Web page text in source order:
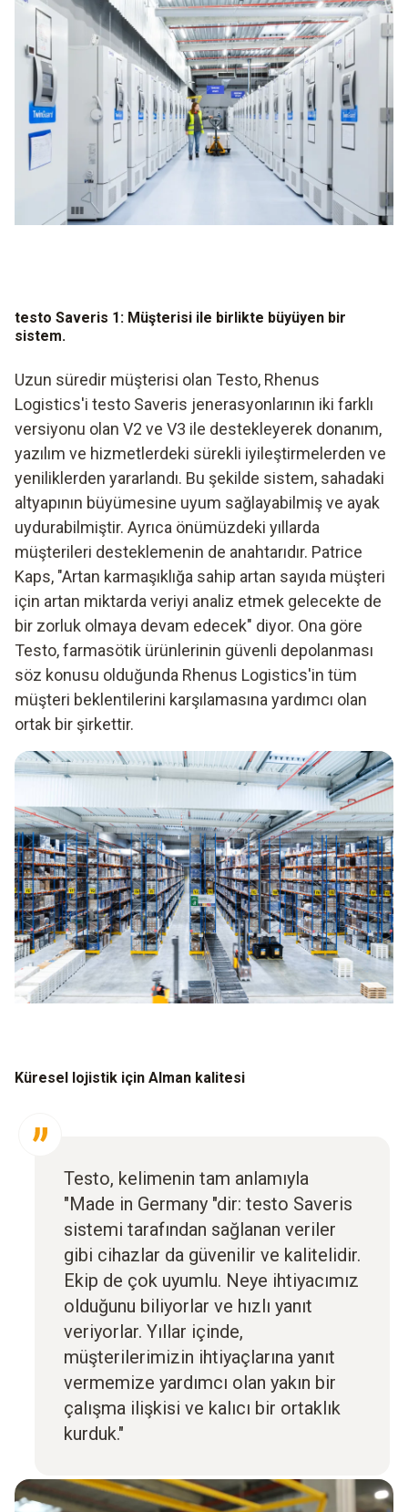
testo Saveris 1: Müşterisi ile birlikte büyüyen bir
sistem.
Uzun süredir müşterisi olan Testo, Rhenus
Logistics'i testo Saveris jenerasyonlarının iki farklı
versiyonu olan V2 ve V3 ile destekleyerek donanım,
yazılım ve hizmetlerdeki sürekli iyileştirmelerden ve
yeniliklerden yararlandı. Bu şekilde sistem, sahadaki
altyapının büyümesine uyum sağlayabilmiş ve ayak
uydurabilmiştir. Ayrıca önümüzdeki yıllarda
müşterileri desteklemenin de anahtarıdır. Patrice
Kaps, "Artan karmaşıklığa sahip artan sayıda müşteri
için artan miktarda veriyi analiz etmek gelecekte de
bir zorluk olmaya devam edecek" diyor. Ona göre
Testo, farmasötik ürünlerinin güvenli depolanması
söz konusu olduğunda Rhenus Logistics'in tüm
müşteri beklentilerini karşılamasına yardımcı olan
ortak bir şirkettir.
Küresel lojistik için Alman kalitesi
Testo, kelimenin tam anlamıyla
"Made in Germany "dir: testo Saveris
sistemi tarafından sağlanan veriler
gibi cihazlar da güvenilir ve kalitelidir.
Ekip de çok uyumlu. Neye ihtiyacımız
olduğunu biliyorlar ve hızlı yanıt
veriyorlar. Yıllar içinde,
müşterilerimizin ihtiyaçlarına yanıt
vermemize yardımcı olan yakın bir
çalışma ilişkisi ve kalıcı bir ortaklık
kurduk."